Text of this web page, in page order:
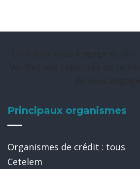
Principaux organismes
Organismes de crédit : tous
Cetelem